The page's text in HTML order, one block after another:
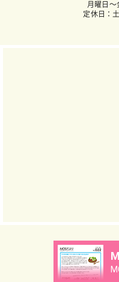
月曜日
定休日：